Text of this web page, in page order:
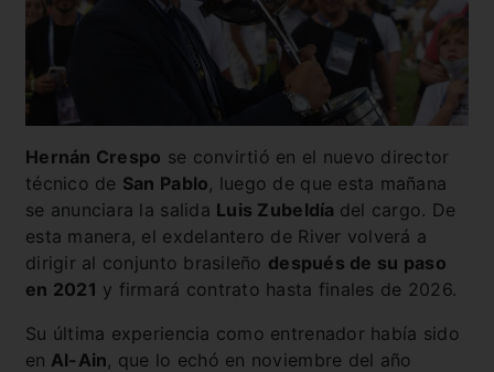
Hernán Crespo se convirtió en el nuevo director
técnico de San Pablo, luego de que esta mañana
se anunciara la salida Luis Zubeldía del cargo. De
esta manera, el exdelantero de River volverá a
dirigir al conjunto brasileño después de su paso
en 2021 y firmará contrato hasta finales de 2026.
Su última experiencia como entrenador había sido
en Al-Ain, que lo echó en noviembre del año